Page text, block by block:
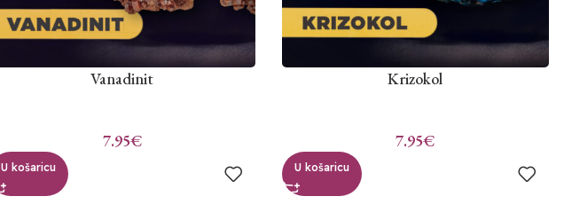
Vanadinit
7.95€
U košaricu
Krizokol
7.95€
U košaricu